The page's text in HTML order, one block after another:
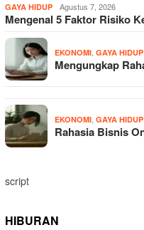
GAYA HIDUP Agustus 7, 2026
Mengenal 5 Faktor Risiko
EKONOMI, GAYA HIDUP
Mengungkap
EKONOMI, GAYA HIDUP
Rahasia Bisnis
script
HIBURAN